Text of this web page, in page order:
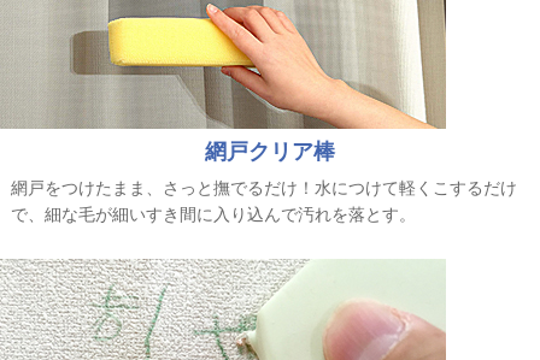
網戸クリア棒
網戸をつけたまま、さっと撫でるだけ！水につけて軽くこするだけ
で、細な毛が細いすき間に入り込んで汚れを落とす。